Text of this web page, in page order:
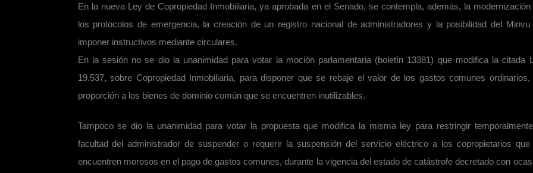
En la nueva Ley de Copropiedad Inmobiliaria, ya aprobada en el Senado, se contempla, además, la modernización
los protocolos de emergencia, la creación de un registro nacional de administradores y la posibilidad del Minvu
imponer instructivos mediante circulares.
En la sesión no se dio la unanimidad para votar la moción parlamentaria (boletín 13381) que modifica la citada
19.537, sobre Copropiedad Inmobiliaria, para disponer que se rebaje el valor de los gastos comunes ordinarios,
proporción a los bienes de dominio común que se encuentren inutilizables.
Tampoco se dio la unanimidad para votar la propuesta que modifica la misma ley para restringir
facultad del administrador de suspender o requerir la suspensión del servicio eléctrico a los copropietarios que
encuentren morosos en el pago de gastos comunes, durante la vigencia del estado de catástrofe decretado con